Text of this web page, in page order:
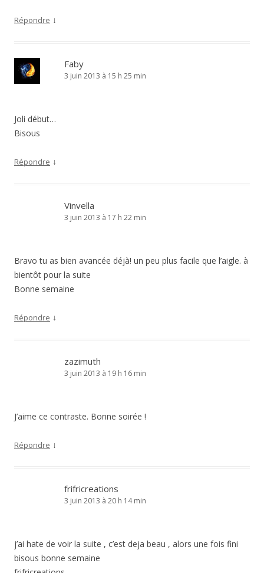
Répondre ↓
Faby
3 juin 2013 à 15 h 25 min
Joli début…
Bisous
Répondre ↓
Vinvella
3 juin 2013 à 17 h 22 min
Bravo tu as bien avancée déjà! un peu plus facile que l’aigle. à
bientôt pour la suite
Bonne semaine
Répondre ↓
zazimuth
3 juin 2013 à 19 h 16 min
J’aime ce contraste. Bonne soirée !
Répondre ↓
frifricreations
3 juin 2013 à 20 h 14 min
j’ai hate de voir la suite , c’est deja beau , alors une fois fini
bisous bonne semaine